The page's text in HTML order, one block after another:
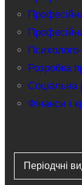
Розробка
Соціальна
Фінанси і
Періодчні